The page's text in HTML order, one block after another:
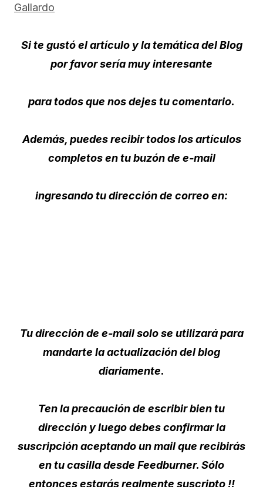
Gallardo
Si te gustó el artículo y la temática del Blog
por favor sería muy interesante
para todos que nos dejes tu comentario.
Además, puedes recibir todos los artículos
completos en tu buzón de e-mail
ingresando tu dirección de correo en:
Tu dirección de e-mail solo se utilizará para
mandarte la actualización del blog
diariamente.
Ten la precaución de escribir bien tu
dirección y luego debes confirmar la
suscripción aceptando un mail que recibirás
en tu casilla desde Feedburner. Sólo
entonces estarás realmente suscripto !!